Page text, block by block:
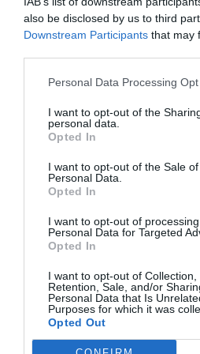
also be disclosed by us to third
Downstream Participants that may
Personal Data Processing
I want to opt-out of the
personal data.
Opted In
I want to opt-out of the Sale
Personal Data.
Opted In
I want to opt-out of
Personal Data for Targeted
Opted In
I want to opt-out of Collection,
Retention, Sale, and/or
Personal Data that Is
Purposes for which it was
Opted Out
que debemos planificar
contar una historia en el
importancia de la limpieza.
visto sucios y mal iluminados, y
situación suele repetirse en el
situación nos lleva a engranar
Si tenemos estos puntos claros,
trabajar todo el merchandising
todos los sentidos, como el
pueda probar el producto
valor de nuestra marca.
Debemos recibir al cliente con
del farmacéutico y su equipo